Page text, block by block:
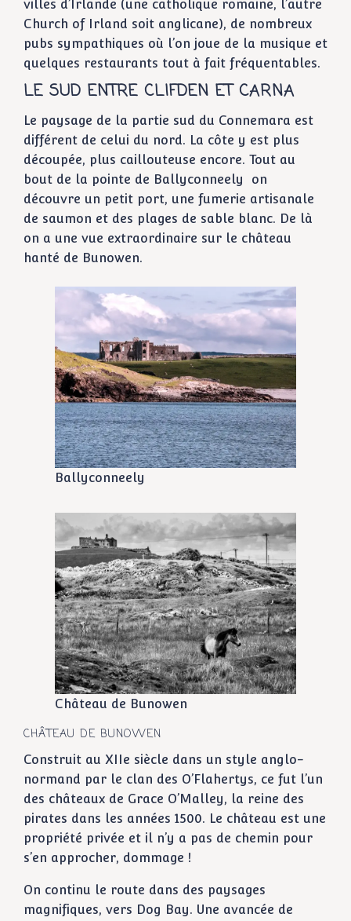
villes d’Irlande (une catholique romaine, l’autre
Church of Irland soit anglicane), de nombreux
pubs sympathiques où l’on joue de la musique et
quelques restaurants tout à fait fréquentables.
LE SUD ENTRE CLIFDEN ET CARNA
Le paysage de la partie sud du Connemara est
différent de celui du nord. La côte y est plus
découpée, plus caillouteuse encore. Tout au
bout de la pointe de Ballyconneely on
découvre un petit port, une fumerie artisanale
de saumon et des plages de sable blanc. De là
on a une vue extraordinaire sur le château
hanté de Bunowen.
Ballyconneely
Château de Bunowen
CHÂTEAU DE BUNOWEN
Construit au XIIe siècle dans un style anglo-
normand par le clan des O’Flahertys, ce fut l’un
des châteaux de Grace O’Malley, la reine des
pirates dans les années 1500. Le château est une
propriété privée et il n’y a pas de chemin pour
s’en approcher, dommage !
On continu le route dans des paysages
magnifiques, vers Dog Bay. Une avancée de